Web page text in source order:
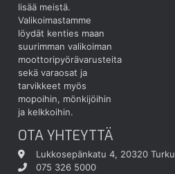
lisää meistä.
Valikoimastamme
löydät kenties maan
suurimman valikoiman
moottoripyörävarusteita
sekä varaosat ja
tarvikkeet myös
mopoihin, mönkijöihin
ja kelkkoihin.
OTA YHTEYTTÄ
Lukkosepänkatu 4, 20320 Turku
075 326 5000